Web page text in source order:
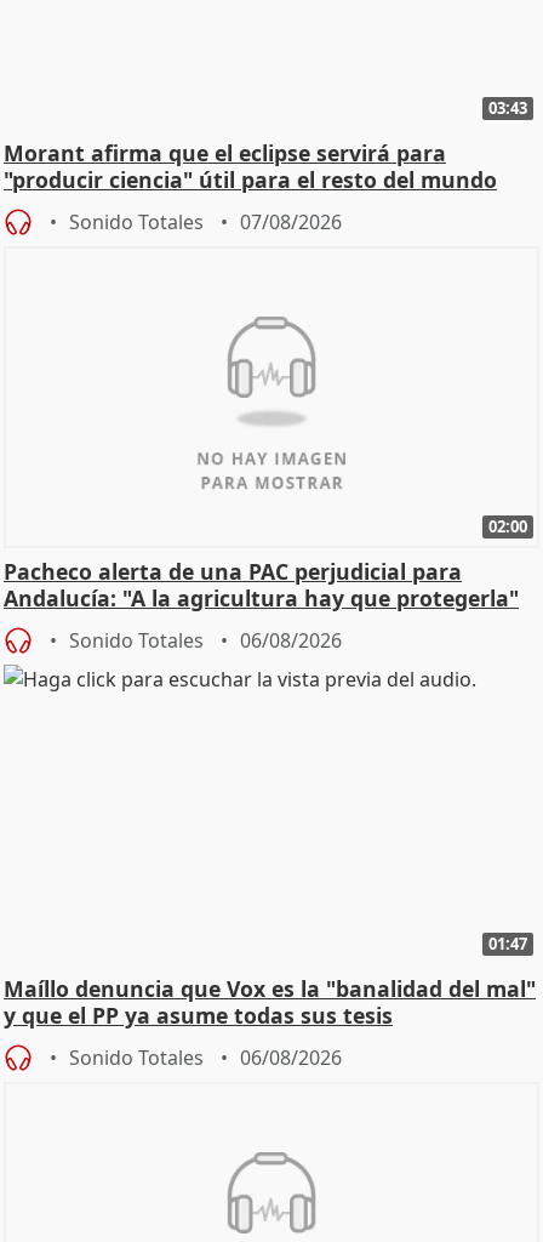
03:43
Morant afirma que el eclipse servirá para
"producir ciencia" útil para el resto del mundo
Sonido Totales 07/08/2026
02:00
Pacheco alerta de una PAC perjudicial para
Andalucía: "A la agricultura hay que protegerla"
Sonido Totales 06/08/2026
01:47
Maíllo denuncia que Vox es la "banalidad del mal"
y que el PP ya asume todas sus tesis
Sonido Totales 06/08/2026